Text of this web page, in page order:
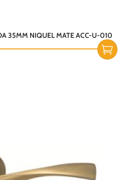
35MM NIQUEL MATE ACC-U-010